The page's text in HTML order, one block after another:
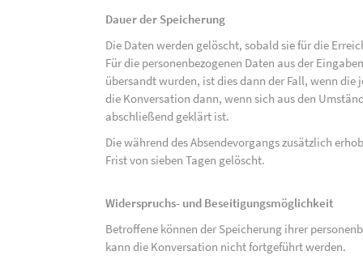
Dauer der Speicherung
Die Daten werden gelöscht, sobald sie für die
Für die personenbezogenen Daten aus der
übersandt wurden, ist dies dann der Fall, wenn
die Konversation dann, wenn sich aus den
abschließend geklärt ist.
Die während des Absendevorgangs zusätzlich
Frist von sieben Tagen gelöscht.
Widerspruchs- und Beseitigungsmöglichkeit
Betroffene können der Speicherung ihrer
kann die Konversation nicht fortgeführt werden.